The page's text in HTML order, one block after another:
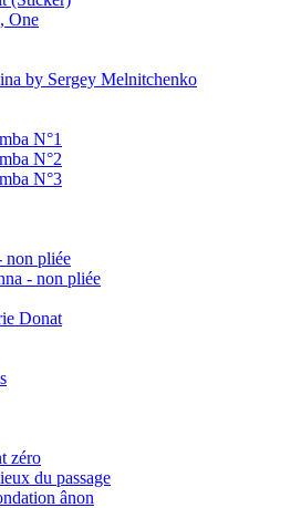
One
by Sergey Melnitchenko
N°1
N°2
N°3
non pliée
- non pliée
Donat
zéro
du passage
ânon